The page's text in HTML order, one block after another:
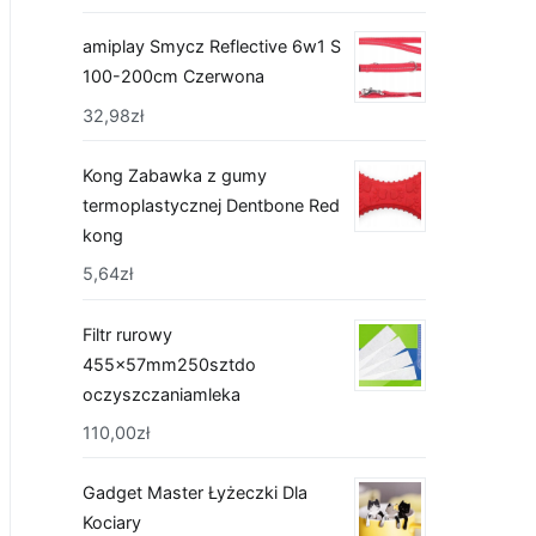
amiplay Smycz Reflective 6w1 S
100-200cm Czerwona
32,98zł
Kong Zabawka z gumy
termoplastycznej Dentbone Red
kong
5,64zł
Filtr rurowy
455x57mm250sztdo
oczyszczaniamleka
110,00zł
Gadget Master Łyżeczki Dla
Kociary